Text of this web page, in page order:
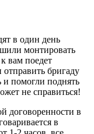
в один день
монтировать
вам поедет
бригаду
и помогли поднять
не справиться!
договоренности в
в